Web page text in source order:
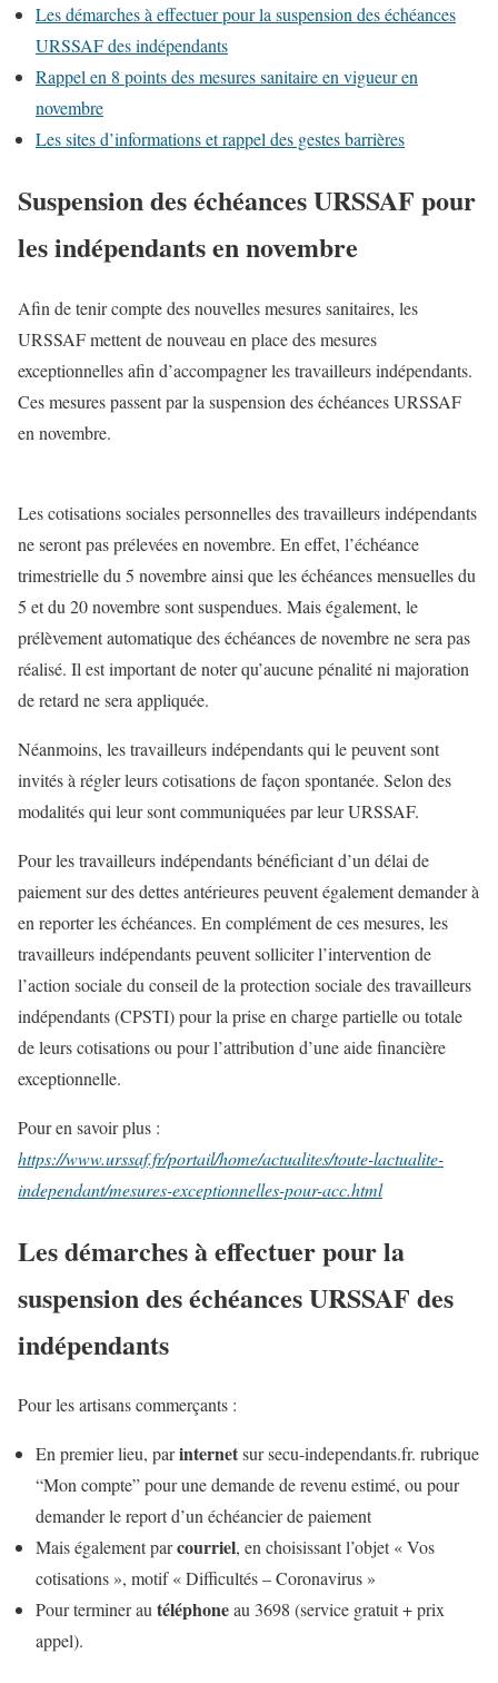
Les démarches à effectuer pour la suspension des échéances
URSSAF des indépendants
Rappel en 8 points des mesures sanitaire en vigueur en
novembre
Les sites d’informations et rappel des gestes barrières
Suspension des échéances URSSAF pour
les indépendants en novembre
Afin de tenir compte des nouvelles mesures sanitaires, les
URSSAF mettent de nouveau en place des mesures
exceptionnelles afin d’accompagner les travailleurs indépendants.
Ces mesures passent par la suspension des échéances URSSAF
en novembre.
Les cotisations sociales personnelles des travailleurs indépendants
ne seront pas prélevées en novembre. En effet, l’échéance
trimestrielle du 5 novembre ainsi que les échéances mensuelles du
5 et du 20 novembre sont suspendues. Mais également, le
prélèvement automatique des échéances de novembre ne sera pas
réalisé. Il est important de noter qu’aucune pénalité ni majoration
de retard ne sera appliquée.
Néanmoins, les travailleurs indépendants qui le peuvent sont
invités à régler leurs cotisations de façon spontanée. Selon des
modalités qui leur sont communiquées par leur URSSAF.
Pour les travailleurs indépendants bénéficiant d’un délai de
paiement sur des dettes antérieures peuvent également demander à
en reporter les échéances. En complément de ces mesures, les
travailleurs indépendants peuvent solliciter l’intervention de
l’action sociale du conseil de la protection sociale des travailleurs
indépendants (CPSTI) pour la prise en charge partielle ou totale
de leurs cotisations ou pour l’attribution d’une aide financière
exceptionnelle.
Pour en savoir plus :
https://www.urssaf.fr/portail/home/actualites/toute-lactualite-
independant/mesures-exceptionnelles-pour-acc.html
Les démarches à effectuer pour la
suspension des échéances URSSAF des
indépendants
Pour les artisans commerçants :
En premier lieu, parinternetsur secu-independants.fr. rubrique
“Mon compte” pour une demande de revenu estimé, ou pour
demander le report d’un échéancier de paiement
Mais également parcourriel, en choisissant l’objet « Vos
cotisations », motif « Difficultés – Coronavirus »
Pour terminer autéléphoneau 3698 (service gratuit + prix
appel).